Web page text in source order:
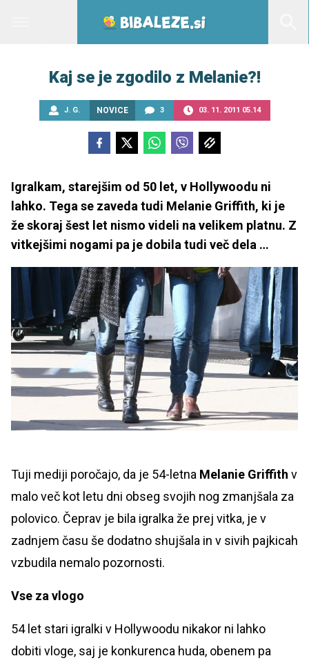
Kaj se je zgodilo z Melanie?!
J. G. NOVICE 3 03. 11. 2011 05.14
Igralkam, starejšim od 50 let, v Hollywoodu ni
lahko. Tega se zaveda tudi Melanie Griffith, ki je
že skoraj šest let nismo videli na velikem platnu. Z
vitkejšimi nogami pa je dobila tudi več dela …
Tuji mediji poročajo, da je 54-letna Melanie Griffith v
malo več kot letu dni obseg svojih nog zmanjšala za
polovico. Čeprav je bila igralka že prej vitka, je v
zadnjem času še dodatno shujšala in v sivih pajkicah
vzbudila nemalo pozornosti.
Vse za vlogo
54 let stari igralki v Hollywoodu nikakor ni lahko
dobiti vloge, saj je konkurenca huda, obenem pa